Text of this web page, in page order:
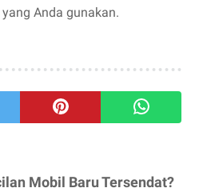
Anda gunakan.
Mobil Baru Tersendat?